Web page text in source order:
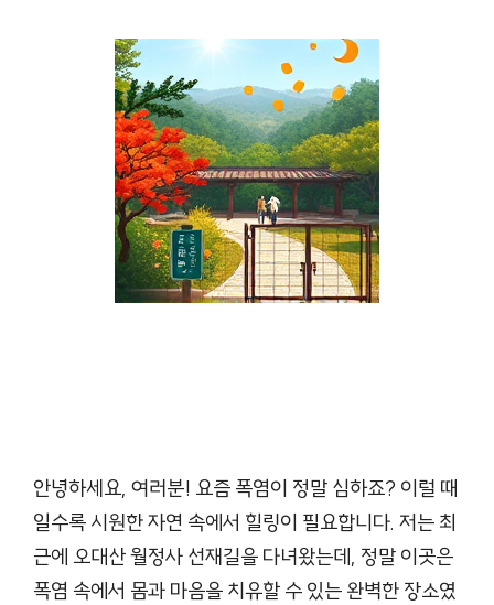
안녕하세요, 여러분! 요즘 폭염이 정말 심하죠? 이럴 때
일수록 시원한 자연 속에서 힐링이 필요합니다. 저는 최
근에 오대산 월정사 선재길을 다녀왔는데, 정말 이곳은
폭염 속에서 몸과 마음을 치유할 수 있는 완벽한 장소였